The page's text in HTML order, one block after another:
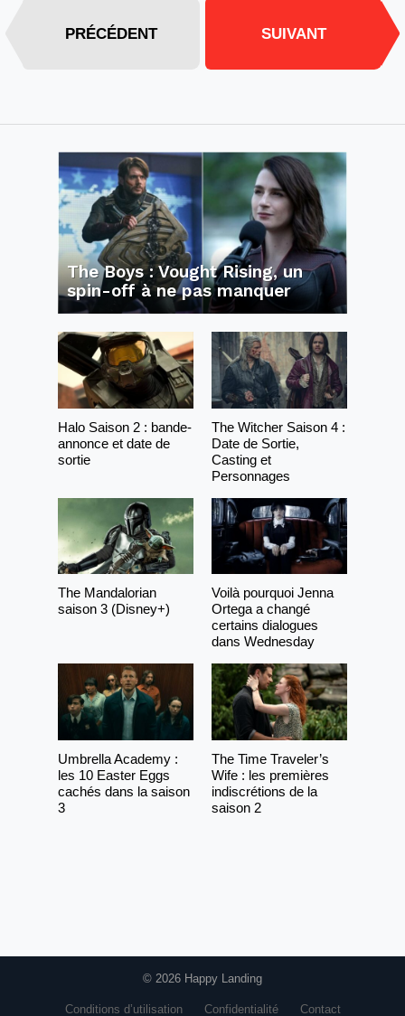
PRÉCÉDENT SUIVANT
The Boys : Vought Rising, un
spin-off à ne pas manquer
Halo Saison 2 : bande-
annonce et date de
sortie
The Witcher Saison 4 :
Date de Sortie,
Casting et
Personnages
The Mandalorian
saison 3 (Disney+)
Voilà pourquoi Jenna
Ortega a changé
certains dialogues
dans Wednesday
Umbrella Academy :
les 10 Easter Eggs
cachés dans la saison
3
The Time Traveler’s
Wife : les premières
indiscrétions de la
saison 2
© 2026 Happy Landing
Conditions d’utilisation Confidentialité Contact